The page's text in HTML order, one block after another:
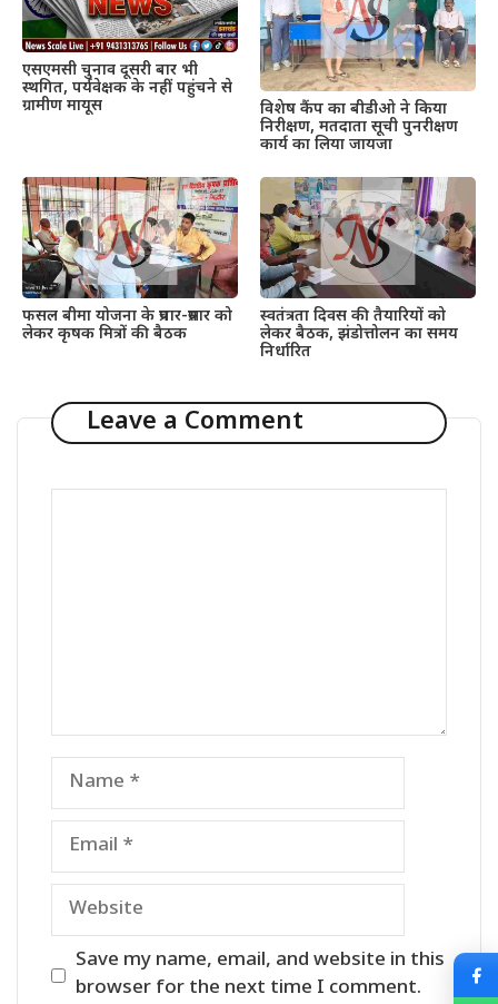
एसएमसी चुनाव दूसरी बार भी
स्थगित, पर्यवेक्षक के नहीं पहुंचने से
ग्रामीण मायूस
विशेष कैंप का बीडीओ ने किया
निरीक्षण, मतदाता सूची पुनरीक्षण
कार्य का लिया जायजा
फसल बीमा योजना के प्रचार-प्रसार को
लेकर कृषक मित्रों की बैठक
स्वतंत्रता दिवस की तैयारियों को
लेकर बैठक, झंडोत्तोलन का समय
निर्धारित
Leave a Comment
Name
Email
Website
Save my name, email, and website in this
browser for the next time I comment.